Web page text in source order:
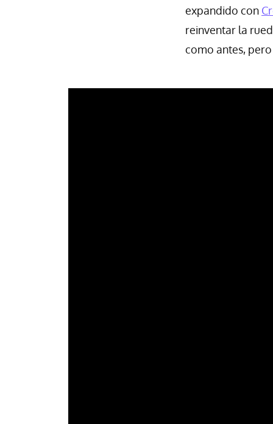
expandido con
reinventar la
como antes,